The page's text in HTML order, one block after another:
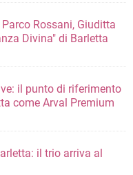
Rossani, Giuditta
Divina" di Barletta
il punto di riferimento
come Arval Premium
il trio arriva al